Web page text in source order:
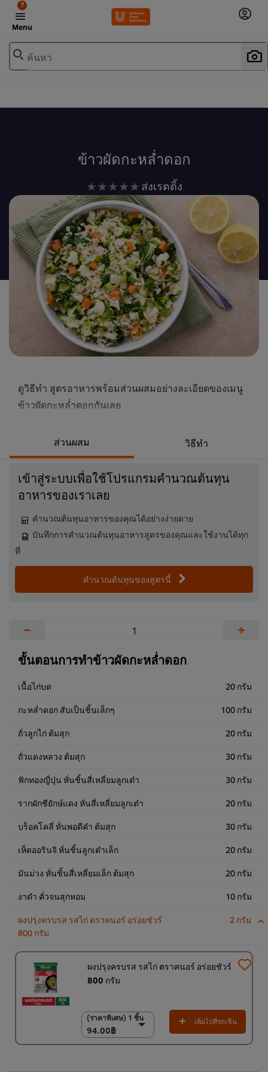
Menu
?
ค้นหา
ข้าวผัดกะหล่ำดอก
ไม่มี
การ
ให้
คะแนน
สำหรับ
recipe
นี้
ส่งเรตติ้ง
ดูวิธีทำ สูตรอาหารพร้อมส่วนผสมอย่างละเอียดของเมนู
ข้าวผัดกะหล่ำดอกกันเลย
ส่วนผสม วิธีทำ
เข้าสู่ระบบเพื่อใช้โปรแกรมคำนวณต้นทุน
อาหารของเราเลย
คำนวณต้นทุนอาหารของคุณได้อย่างง่ายดาย
บันทึกการคำนวณต้นทุนอาหารสูตรของคุณและใช้งานได้ทุก
ที่
คำนวณต้นทุนของสูตรนี้
− +
ขั้นตอนการทำข้าวผัดกะหล่ำดอก
เนื้อไก่บด 20 กรัม
กะหล่ำดอก สับเป็นชิ้นเล็กๆ 100 กรัม
ถั่วลูกไก่ ต้มสุก 20 กรัม
ถั่วแดงหลวง ต้มสุก 30 กรัม
ฟักทองญี่ปุ่น หั่นชิ้นสี่เหลี่ยมลูกเต๋า 30 กรัม
รากผักชียักษ์แดง หั่นสี่เหลี่ยมลูกเต๋า 20 กรัม
บร็อคโคลี่ หั่นพอดีคำ ต้มสุก 30 กรัม
เห็ดออรินจิ หั่นชิ้นลูกเต๋าเล็ก 20 กรัม
มันม่วง หั่นชิ้นสี่เหลี่ยมเล็ก ต้มสุก 20 กรัม
งาดำ คั่วจนสุกหอม 10 กรัม
ผงปรุงครบรส รสไก่ ตราคนอร์ อร่อยชัวร์
800 กรัม
2 กรัม
ผงปรุงครบรส รสไก่ ตราคนอร์ อร่อยชัวร์
800 กรัม
(ราคาพิเศษ) 1 ชิ้น
94.00฿
(ราคาพิเศษ) 1 ชิ้น
94.00฿
(ราคาพิเศษ) แพ็ค 10
920.00฿
เพิ่มไปที่รถเข็น